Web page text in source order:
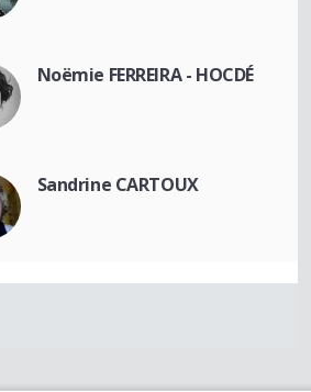
Noëmie FERREIRA - HOCDÉ
Sandrine CARTOUX